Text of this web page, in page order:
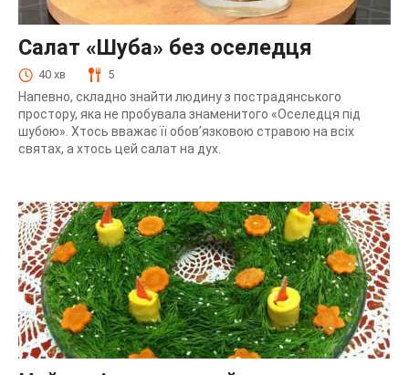
Салат «Шуба» без оселедця
40 хв 5
Напевно, складно знайти людину з пострадянського
простору, яка не пробувала знаменитого «Оселедця під
шубою». Хтось вважає її обов’язковою стравою на всіх
святах, а хтось цей салат на дух.